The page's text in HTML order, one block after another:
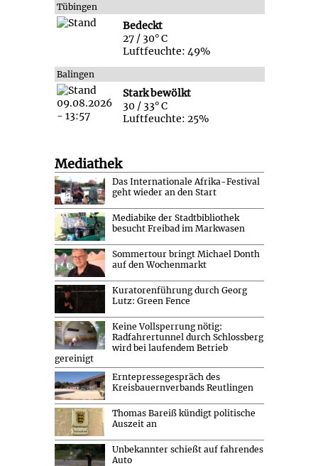
Tübingen
Bedeckt
27 / 30° C
Luftfeuchte: 49%
Balingen
Stark bewölkt
30 / 33° C
Luftfeuchte: 25%
Mediathek
Das Internationale Afrika-Festival
geht wieder an den Start
Mediabike der Stadtbibliothek
besucht Freibad im Markwasen
Sommertour bringt Michael Donth
auf den Wochenmarkt
Kuratorenführung durch Georg
Lutz: Green Fence
Keine Vollsperrung nötig:
Radfahrertunnel durch Schlossberg
wird bei laufendem Betrieb
gereinigt
Erntepressegespräch des
Kreisbauernverbands Reutlingen
Thomas Bareiß kündigt politische
Auszeit an
Unbekannter schießt auf fahrendes
Auto